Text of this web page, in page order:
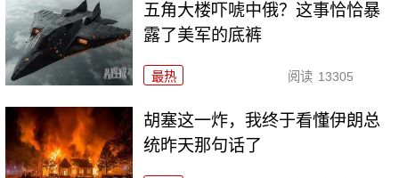
五角大楼吓唬中俄？这事恰恰暴
露了美军的底裤
最热 阅读 13305
胡塞这一炸，我终于看懂伊朗总
统昨天那句话了